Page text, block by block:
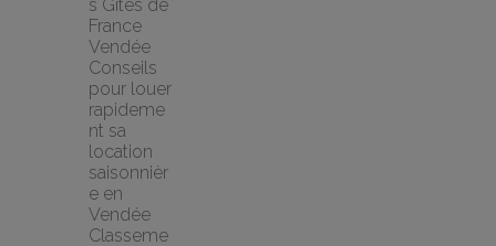
s Gites de
France
Vendée
Conseils
pour louer
rapideme
nt sa
location
saisonnièr
e en
Vendée
Classeme